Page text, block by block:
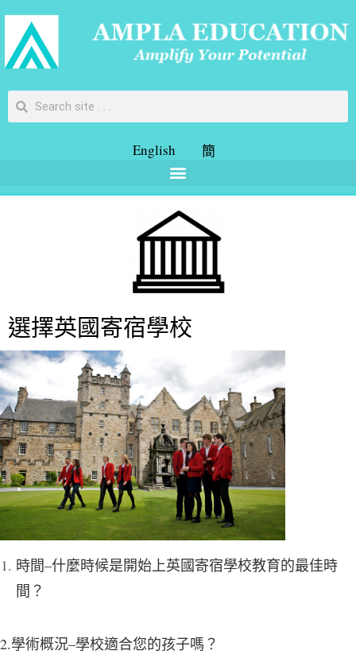
English 簡
選擇英國寄宿學校
時間–什麼時候是開始上英國寄宿學校教育的最佳時
間？
2.學術概況–學校適合您的孩子嗎？